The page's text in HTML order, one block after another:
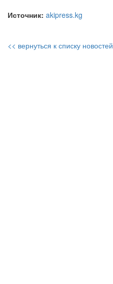
Источник: akipress.kg
<< вернуться к списку новостей